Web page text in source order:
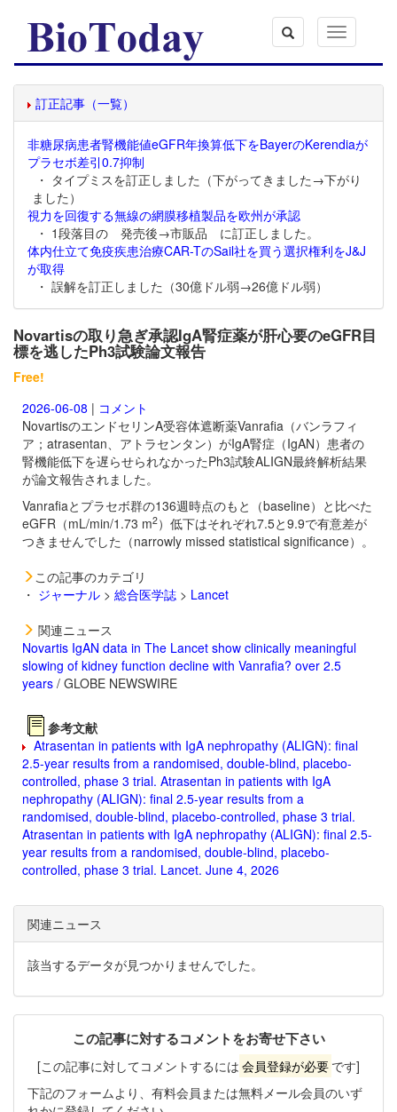
Toggle
navigation
訂正記事（一覧）
非糖尿病患者腎機能値eGFR年換算低下をBayerのKerendiaが
プラセボ差引0.7抑制
・ タイプミスを訂正しました（下がってきました→下がり
ました）
視力を回復する無線の網膜移植製品を欧州が承認
・ 1段落目の 発売後→市販品 に訂正しました。
体内仕立て免疫疾患治療CAR-TのSail社を買う選択権利をJ&J
が取得
・ 誤解を訂正しました（30億ドル弱→26億ドル弱）
Novartisの取り急ぎ承認IgA腎症薬が肝心要のeGFR目
標を逃したPh3試験論文報告
Free!
2026-06-08 | コメント
NovartisのエンドセリンA受容体遮断薬Vanrafia（バンラフィ
ア；atrasentan、アトラセンタン）がIgA腎症（IgAN）患者の
腎機能低下を遅らせられなかったPh3試験ALIGN最終解析結果
が論文報告されました。
Vanrafiaとプラセボ群の136週時点のもと（baseline）と比べた
eGFR（mL/min/1.73 m2）低下はそれぞれ7.5と9.9で有意差が
つきませんでした（narrowly missed statistical significance）。
この記事のカテゴリ
・ ジャーナル > 総合医学誌 > Lancet
関連ニュース
Novartis IgAN data in The Lancet show clinically meaningful
slowing of kidney function decline with Vanrafia? over 2.5
years / GLOBE NEWSWIRE
参考文献
Atrasentan in patients with IgA nephropathy (ALIGN): final
2.5-year results from a randomised, double-blind, placebo-
controlled, phase 3 trial. Atrasentan in patients with IgA
nephropathy (ALIGN): final 2.5-year results from a
randomised, double-blind, placebo-controlled, phase 3 trial.
Atrasentan in patients with IgA nephropathy (ALIGN): final 2.5-
year results from a randomised, double-blind, placebo-
controlled, phase 3 trial. Lancet. June 4, 2026
関連ニュース
該当するデータが見つかりませんでした。
この記事に対するコメントをお寄せ下さい
[この記事に対してコメントするには 会員登録が必要 です]
下記のフォームより、有料会員または無料メール会員のいず